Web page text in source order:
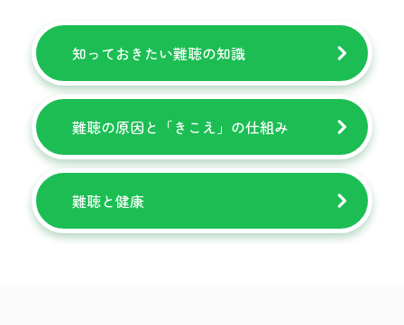
知っておきたい難聴の知識
難聴の原因と「きこえ」の仕組み
難聴と健康